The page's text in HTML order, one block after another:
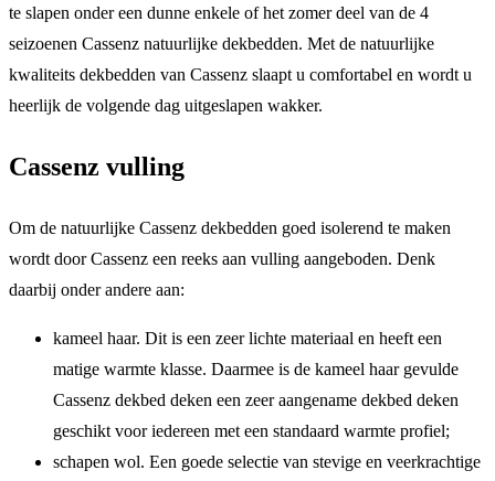
te slapen onder een dunne enkele of het zomer deel van de 4
seizoenen Cassenz natuurlijke dekbedden. Met de natuurlijke
kwaliteits dekbedden van Cassenz slaapt u comfortabel en wordt u
heerlijk de volgende dag uitgeslapen wakker.
Cassenz vulling
Om de natuurlijke Cassenz dekbedden goed isolerend te maken
wordt door Cassenz een reeks aan vulling aangeboden. Denk
daarbij onder andere aan:
kameel haar. Dit is een zeer lichte materiaal en heeft een
matige warmte klasse. Daarmee is de kameel haar gevulde
Cassenz dekbed deken een zeer aangename dekbed deken
geschikt voor iedereen met een standaard warmte profiel;
schapen wol. Een goede selectie van stevige en veerkrachtige